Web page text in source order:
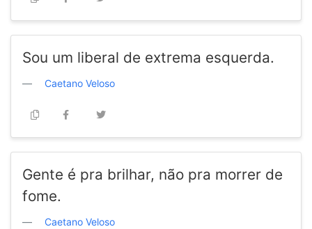
Sou um liberal de extrema esquerda.
Caetano Veloso
Gente é pra brilhar, não pra morrer de
fome.
Caetano Veloso